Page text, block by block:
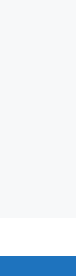
content